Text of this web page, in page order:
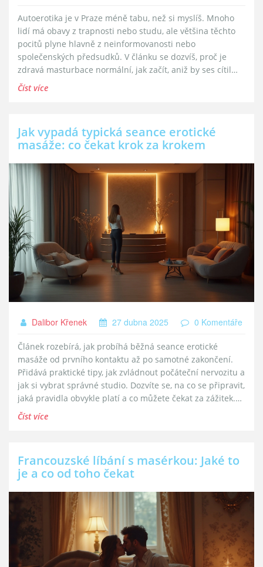
Autoerotika je v Praze méně tabu, než si myslíš. Mnoho
lidí má obavy z trapnosti nebo studu, ale většina těchto
pocitů plyne hlavně z neinformovanosti nebo
společenských předsudků. V článku se dozvíš, proč je
zdravá masturbace normální, jak začít, aniž by ses cítil
divně, a kde najdeš v Praze klidný prostor nebo užitečné
Číst více
Jak vypadá typická seance erotické
masáže: co čekat krok za krokem
Dalibor Křenek 27 dubna 2025 0 Komentáře
Článek rozebírá, jak probíhá běžná seance erotické
masáže od prvního kontaktu až po samotné zakončení.
Přidává praktické tipy, jak zvládnout počáteční nervozitu a
jak si vybrat správné studio. Dozvíte se, na co se připravit,
jaká pravidla obvykle platí a co můžete čekat za zážitek.
Přiblíží i průběh masáže a zaměří se na důležité
Číst více
Francouzské líbání s masérkou: Jaké to
je a co od toho čekat